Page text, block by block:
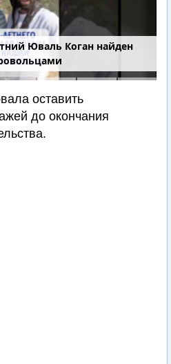
Юваль Коган найден
оставить
до окончания